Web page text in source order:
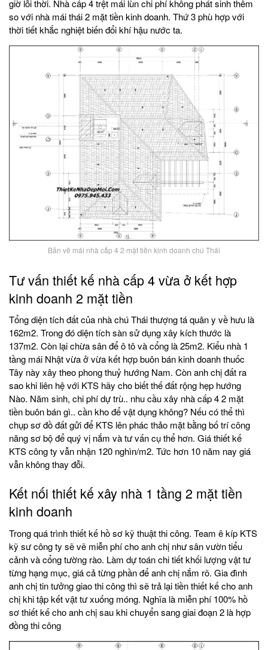
giờ lỗi thời. Nhà cấp 4 trệt mái lùn chi phí không phát sinh thêm
so với nhà mái thái 2 mặt tiền kinh doanh. Thứ 3 phù hợp với
thời tiết khắc nghiệt biến đổi khí hậu nước ta.
Bản vẽ mái nhà cấp 4 2 mặt tiền kinh doanh chú Thái
Tư vấn thiết kế nhà cấp 4 vừa ở kết hợp
kinh doanh 2 mặt tiền
Tổng diện tích đất của nhà chú Thái thượng tá quân y về hưu là
162m2. Trong đó diện tích sàn sử dụng xây kích thước là
137m2. Còn lại chừa sân để ô tô và cổng là 25m2. Kiểu nhà 1
tầng mái Nhật vừa ở vừa kết hợp buôn bán kinh doanh thuốc
Tây này xây theo phong thuỷ hướng Nam. Còn anh chị đất ra
sao khi liên hệ với KTS hãy cho biết thế đất rộng hẹp hướng
Nào. Năm sinh, chi phí dự trù.. nhu cầu xây nhà cấp 4 2 mặt
tiền buôn bán gì.. cần kho để vật dụng không? Nếu có thể thì
chụp sơ đồ đất gửi để KTS lên phác thảo mặt bằng bố trí công
năng sơ bộ để quý vị nắm và tư vấn cụ thể hơn. Giá thiết kế
KTS công ty vẫn nhận 120 nghìn/m2. Tức hơn 10 năm nay giá
vẫn không thay đỗi.
Kết nối thiết kế xây nhà 1 tầng 2 mặt tiền
kinh doanh
Trong quá trình thiết kế hồ sơ kỹ thuật thi công. Team ê kíp KTS
kỹ sư công ty sẽ vẽ miễn phí cho anh chị như sân vườn tiểu
cảnh và cổng tường rào. Làm dự toán chi tiết khối lượng vật tư
từng hạng mục, giá cả từng phần để anh chị nắm rõ. Gia đình
anh chị tin tưởng giao thi công thì sẽ trả lại tiền thiết kế cho anh
chị khi tập kết vật tư xuống móng. Nghĩa là miễn phí 100% hồ
sơ thiết kế cho anh chị sau khi chuyển sang giai đoạn 2 là hợp
đồng thi công